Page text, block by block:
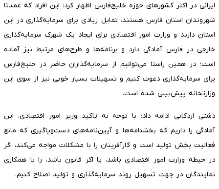
ایرانی در اکثر کشورهای حوزه خلیج‌فارس اظهار کرد: این افراد که عمدتا
شهروندان استان فارس هستند، تمایل زیادی برای سرمایه‌گذاری در این
استان دارند و وزارت امور اقتصادی برای ایجاد یک شهرک سرمایه‌گذاری
خارجی در فارس آمادگی دارد و برنامه‌ها و طرح‌های مرتبط نیز آماده
است؛ در همین راستا می‌توانیم از سرمایه‌گذاران حاضر در خلیج‌فارس
برای سرمایه‌گذاری دعوت کنیم و تسهیلات بسیار خوبی نیز از سوی این
وزارتخانه پیش‌بینی شده است.
دشتی اردکانی ادامه داد: با توجه به تاکید وزیر امور اقتصادی، این
آمادگی را داریم که بخشنامه‌ها و آیین‌نامه‌های دست‌وپاگیری که مانع
فعالیت بخش تولید است و کارآفرینان را با مشکلات مواجه می‌کند، اگر
در حیطه وزارت امور اقتصادی باشد، یا اگر قانون باشد، را با همکاری
نمایندگان در جهت تسهیل روند سرمایه‌گذاری و تولید اصلاح کنیم.